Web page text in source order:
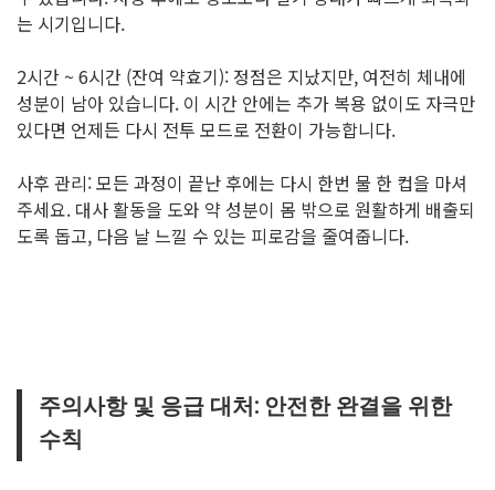
는 시기입니다.
2시간 ~ 6시간 (잔여 약효기): 정점은 지났지만, 여전히 체내에
성분이 남아 있습니다. 이 시간 안에는 추가 복용 없이도 자극만
있다면 언제든 다시 전투 모드로 전환이 가능합니다.
사후 관리: 모든 과정이 끝난 후에는 다시 한번 물 한 컵을 마셔
주세요. 대사 활동을 도와 약 성분이 몸 밖으로 원활하게 배출되
도록 돕고, 다음 날 느낄 수 있는 피로감을 줄여줍니다.
주의사항 및 응급 대처: 안전한 완결을 위한
수칙